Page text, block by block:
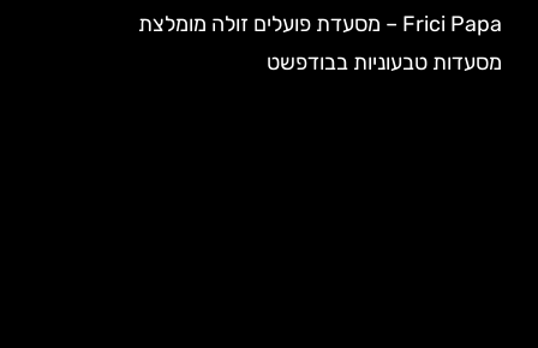
Frici Papa – מסעדת פועלים זולה מומלצת
מסעדות טבעוניות בבודפשט